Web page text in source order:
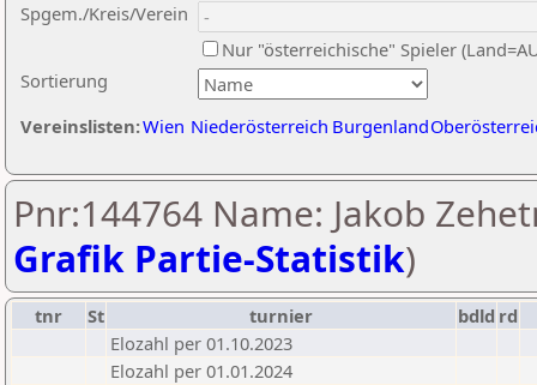
Sortierung
Spgem./Kreis/Verein
Nur "österreichische" Spieler
Vereinslisten:Wien Niederösterreich Burgenland
Pnr:144764 Name: Jakob
Grafik Partie-Statistik)
tnr St turnier bdld rd
Elozahl per 01.10.2023
Elozahl per 01.01.2024